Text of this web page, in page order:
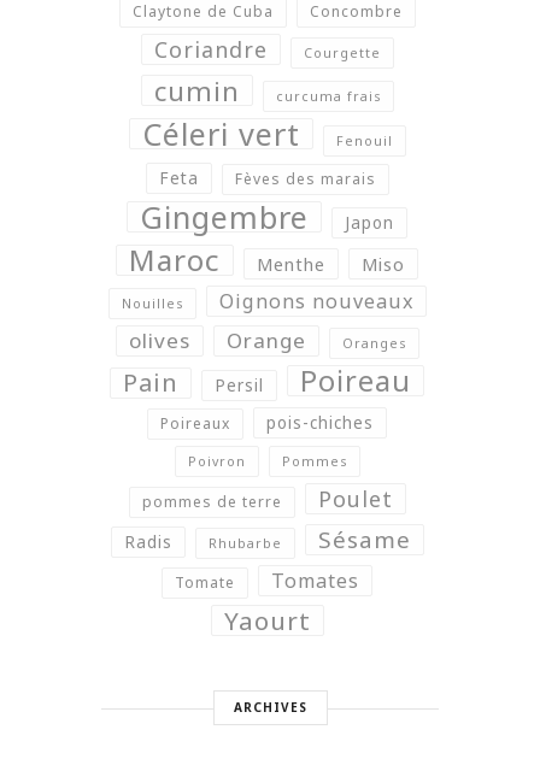
Claytone de Cuba
Concombre
Coriandre Courgette
cumin curcuma frais
Céleri vert Fenouil
Feta Fèves des marais
Gingembre Japon
Maroc Menthe Miso
Nouilles Oignons nouveaux
olives Orange Oranges
Pain Persil Poireau
Poireaux pois-chiches
Poivron Pommes
pommes de terre Poulet
Radis Rhubarbe Sésame
Tomate Tomates
Yaourt
ARCHIVES